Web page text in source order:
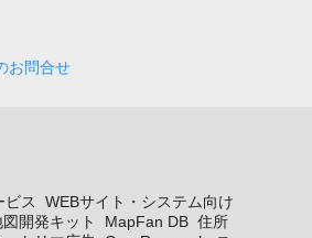
お問合せ
ビス
WEBサイト・システム向け
開発キット MapFan DB 住所